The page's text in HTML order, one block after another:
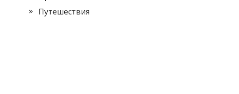
Путешествия